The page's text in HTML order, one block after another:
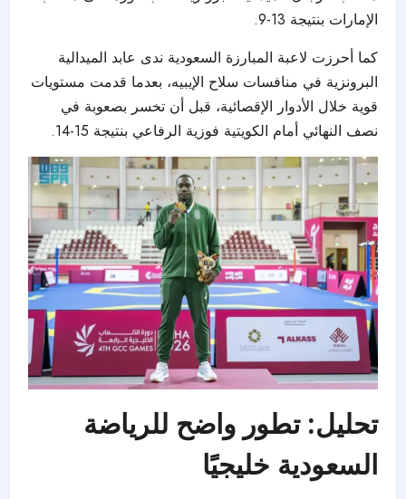
الإمارات بنتيجة 13-9.
كما أحرزت لاعبة المبارزة السعودية ندى عابد الميدالية
البرونزية في منافسات سلاح الإيبيه، بعدما قدمت مستويات
قوية خلال الأدوار الإقصائية، قبل أن تخسر بصعوبة في
نصف النهائي أمام الكويتية فوزية الرفاعي بنتيجة 15-14.
تحليل: تطور واضح للرياضة
السعودية خليجيًا